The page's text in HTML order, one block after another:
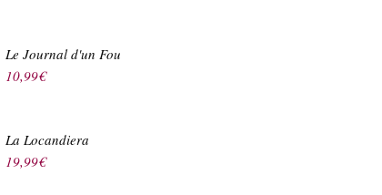
Le Journal d'un Fou
10,99€
La Locandiera
19,99€